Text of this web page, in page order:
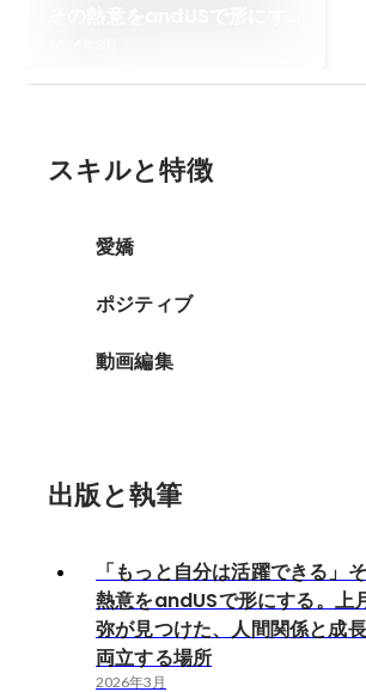
スキルと特徴
愛嬌
ポジティブ
動画編集
出版と執筆
「もっと自分は活躍できる」
熱意をandUSで形にする。上
弥が見つけた、人間関係と成
両立する場所
2026年3月